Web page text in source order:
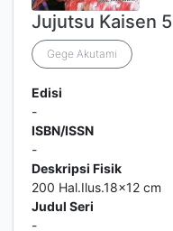
Jujutsu Kaisen 5
Gege Akutami
Edisi
-
ISBN/ISSN
-
Deskripsi Fisik
200 Hal.Ilus.18x12 cm
Judul Seri
-